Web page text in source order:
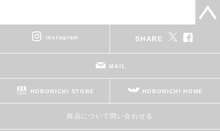
instagram SHARE
MAIL
HOBONICHI STORE HOBONICHI HOME
商品について問い合わせる